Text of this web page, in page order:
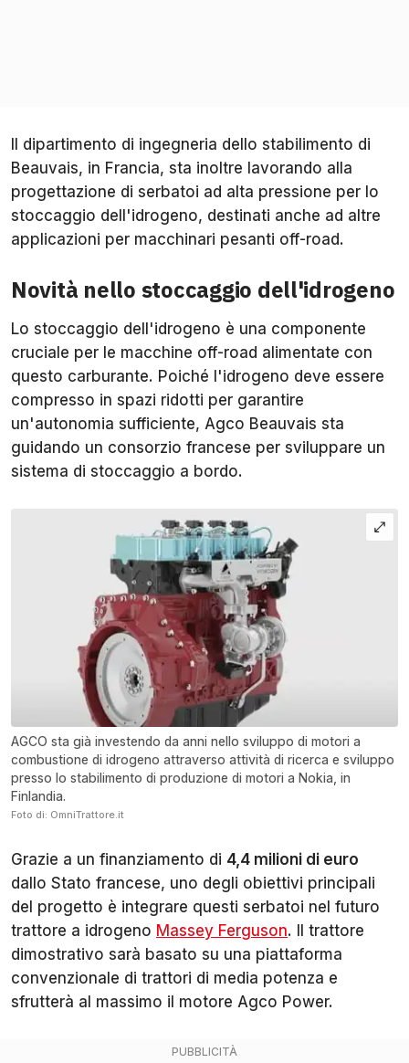
Il dipartimento di ingegneria dello stabilimento di
Beauvais, in Francia, sta inoltre lavorando alla
progettazione di serbatoi ad alta pressione per lo
stoccaggio dell'idrogeno, destinati anche ad altre
applicazioni per macchinari pesanti off-road.
Novità nello stoccaggio dell'idrogeno
Lo stoccaggio dell'idrogeno è una componente
cruciale per le macchine off-road alimentate con
questo carburante. Poiché l'idrogeno deve essere
compresso in spazi ridotti per garantire
un'autonomia sufficiente, Agco Beauvais sta
guidando un consorzio francese per sviluppare un
sistema di stoccaggio a bordo.
AGCO sta già investendo da anni nello sviluppo di motori a
combustione di idrogeno attraverso attività di ricerca e sviluppo
presso lo stabilimento di produzione di motori a Nokia, in
Finlandia.
Foto di: OmniTrattore.it
Grazie a un finanziamento di 4,4 milioni di euro
dallo Stato francese, uno degli obiettivi principali
del progetto è integrare questi serbatoi nel futuro
trattore a idrogeno Massey Ferguson. Il trattore
dimostrativo sarà basato su una piattaforma
convenzionale di trattori di media potenza e
sfrutterà al massimo il motore Agco Power.